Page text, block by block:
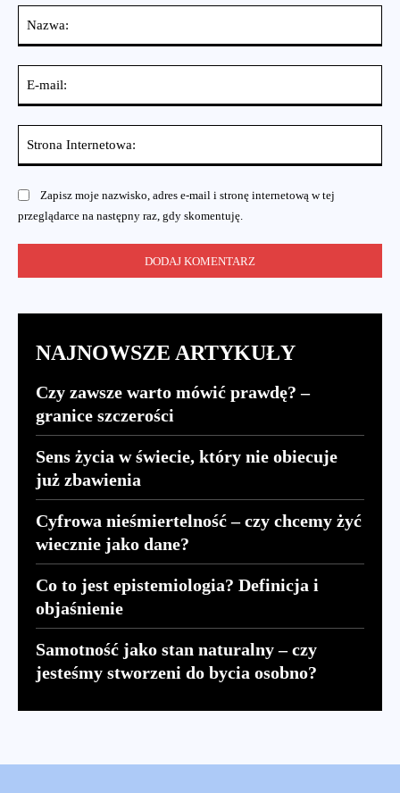
Zapisz moje nazwisko, adres e-mail i stronę internetową w tej
przeglądarce na następny raz, gdy skomentuję.
NAJNOWSZE ARTYKUŁY
Czy zawsze warto mówić prawdę? –
granice szczerości
Sens życia w świecie, który nie obiecuje
już zbawienia
Cyfrowa nieśmiertelność – czy chcemy żyć
wiecznie jako dane?
Co to jest epistemiologia? Definicja i
objaśnienie
Samotność jako stan naturalny – czy
jesteśmy stworzeni do bycia osobno?